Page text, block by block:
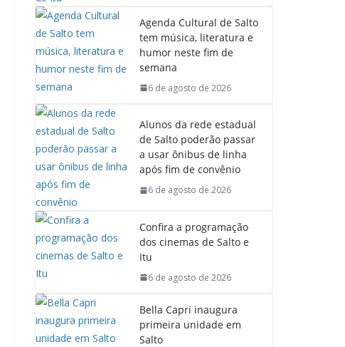
Agenda Cultural de Salto
tem música, literatura e
humor neste fim de
semana
6 de agosto de 2026
Alunos da rede estadual
de Salto poderão passar
a usar ônibus de linha
após fim de convênio
6 de agosto de 2026
Confira a programação
dos cinemas de Salto e
Itu
6 de agosto de 2026
Bella Capri inaugura
primeira unidade em
Salto